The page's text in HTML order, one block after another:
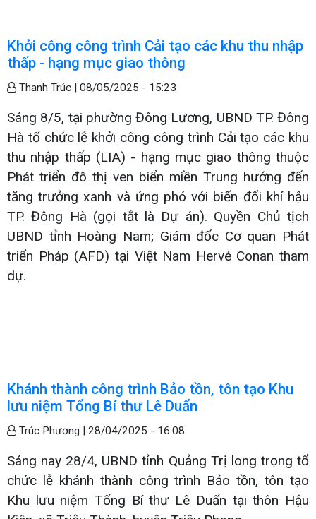
Khởi công công trình Cải tạo các khu thu nhập
thấp - hạng mục giao thông
Thanh Trúc | 08/05/2025 - 15:23
Sáng 8/5, tại phường Đông Lương, UBND TP. Đông
Hà tổ chức lễ khởi công công trình Cải tạo các khu
thu nhập thấp (LIA) - hạng mục giao thông thuộc
Phát triển đô thị ven biển miền Trung hướng đến
tăng trưởng xanh và ứng phó với biến đổi khí hậu
TP. Đông Hà (gọi tắt là Dự án). Quyền Chủ tịch
UBND tỉnh Hoàng Nam; Giám đốc Cơ quan Phát
triển Pháp (AFD) tại Việt Nam Hervé Conan tham
dự.
Khánh thành công trình Bảo tồn, tôn tạo Khu
lưu niệm Tổng Bí thư Lê Duẩn
Trúc Phương | 28/04/2025 - 16:08
Sáng nay 28/4, UBND tỉnh Quảng Trị long trọng tổ
chức lễ khánh thành công trình Bảo tồn, tôn tạo
Khu lưu niệm Tổng Bí thư Lê Duẩn tại thôn Hậu